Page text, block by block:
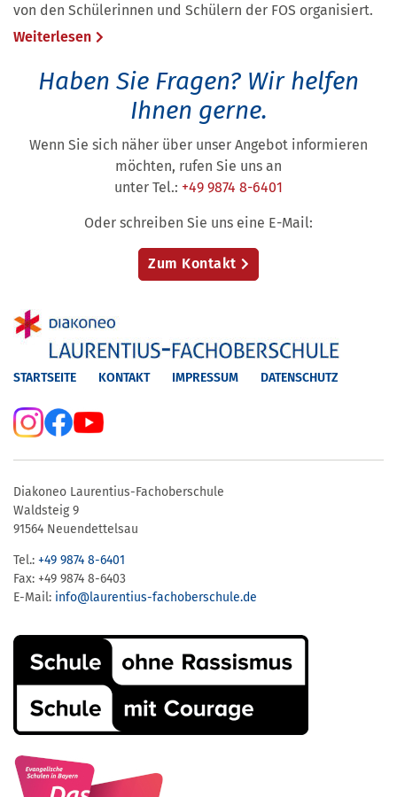
von den Schülerinnen und Schülern der FOS organisiert.
Weiterlesen
Haben Sie Fragen? Wir helfen
Ihnen gerne.
Wenn Sie sich näher über unser Angebot informieren
möchten, rufen Sie uns an
unter Tel.: +49 9874 8-6401
Oder schreiben Sie uns eine E-Mail:
Zum Kontakt
STARTSEITE KONTAKT IMPRESSUM DATENSCHUTZ
Diakoneo Laurentius-Fachoberschule
Waldsteig 9
91564 Neuendettelsau
Tel.: +49 9874 8-6401
Fax: +49 9874 8-6403
E-Mail: info@laurentius-fachoberschule.de